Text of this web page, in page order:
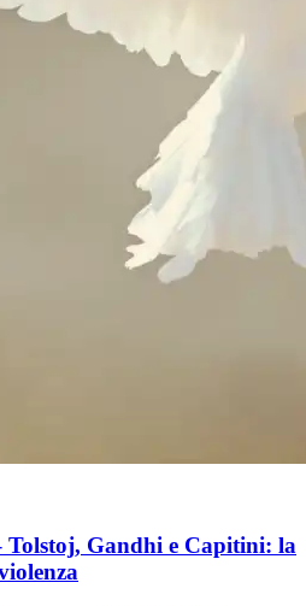
Tolstoj, Gandhi e Capitini: la